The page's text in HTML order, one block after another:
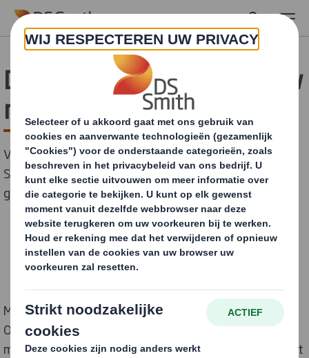
Skip to main content
DS Smith beantwoordt uw
recycling vragen
Verward over recycling? Hieronder beantwoordt DS
Smith uw vragen over wat wel en niet kan worden
gerecycled.
Milieuproblemen zijn nog nooit zo belangrijk geweest.
Onlangs hebben we de opkomst van een nieuw
milieubewustzijn gezien, en het staat nu meer dan ooit